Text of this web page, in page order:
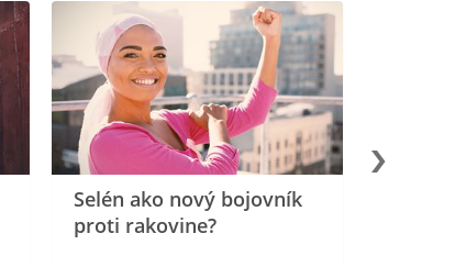
Selén ako nový bojovník
proti rakovine?